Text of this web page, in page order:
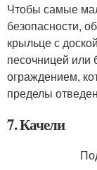
Чтобы самые
безопасности,
крыльце с
песочницей
ограждением,
пределы
7. Качели